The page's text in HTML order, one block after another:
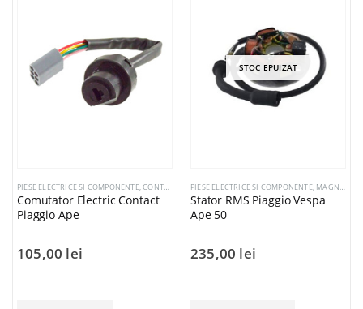
PIESE ELECTRICE SI COMPONENTE,CONTACTE PORNIRE
Comutator Electric Contact
Piaggio Ape
105,00 lei
STOC EPUIZAT
PIESE ELECTRICE SI COMPONENTE, MAGNETOURI / VOLANTE / STATOARE
Stator RMS Piaggio Vespa
Ape 50
235,00 lei